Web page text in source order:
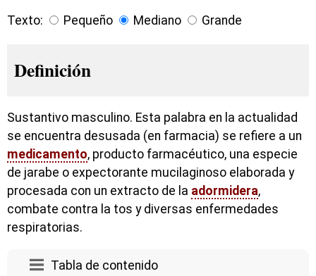
Texto: Pequeño Mediano Grande
Definición
Sustantivo masculino. Esta palabra en la actualidad
se encuentra desusada (en farmacia) se refiere a un
medicamento, producto farmacéutico, una especie
de jarabe o expectorante mucilaginoso elaborada y
procesada con un extracto de la adormidera,
combate contra la tos y diversas enfermedades
respiratorias.
Tabla de contenido